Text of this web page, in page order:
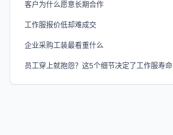
客户为什么愿意长期合作
工作服报价低却难成交
企业采购工装最看重什么
员工穿上就抱怨？这5个细节决定了工作服寿命